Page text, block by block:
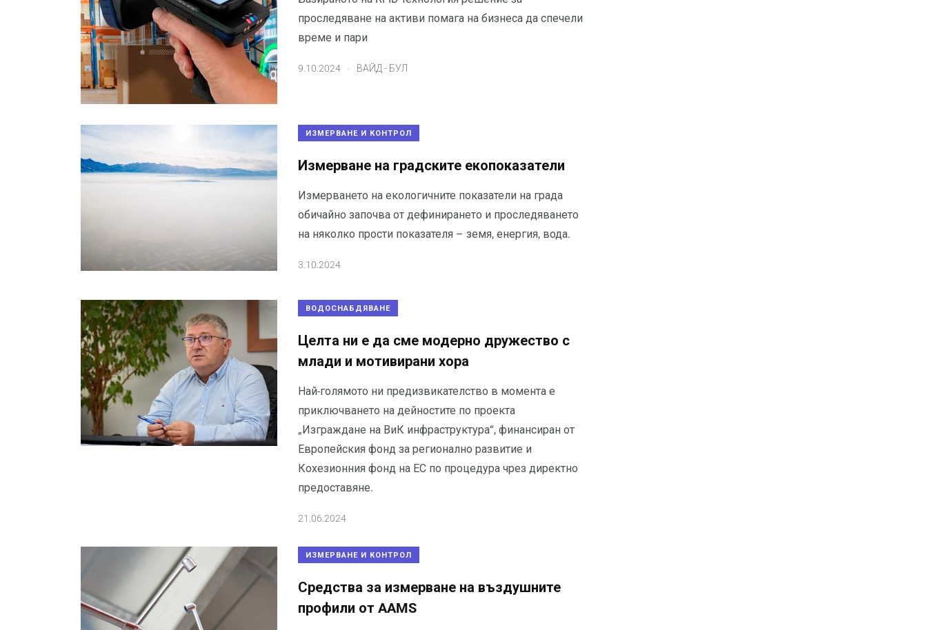
проследяване на активи помага на бизнеса да спечели
време и пари
9.10.2024 ВАЙД - БУЛ
ИЗМЕРВАНЕ И КОНТРОЛ
Измерване на градските екопоказатели
Измерването на екологичните показатели на града
обичайно започва от дефинирането и проследяването
на няколко прости показателя – земя, енергия, вода.
3.10.2024
ВОДОСНАБДЯВАНЕ
Целта ни е да сме модерно дружество с
млади и мотивирани хора
Най-голямото ни предизвикателство в момента е
приключването на дейностите по проекта
„Изграждане на ВиК инфраструктура“, финансиран от
Европейския фонд за регионално развитие и
Кохезионния фонд на ЕС по процедура чрез директно
предоставяне.
21.06.2024
ИЗМЕРВАНЕ И КОНТРОЛ
Средства за измерване на въздушните
профили от AAMS